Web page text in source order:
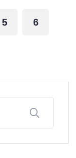
5 6